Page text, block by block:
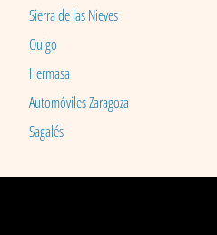
Sierra de las Nieves
Ouigo
Hermasa
Automóviles Zaragoza
Sagalés